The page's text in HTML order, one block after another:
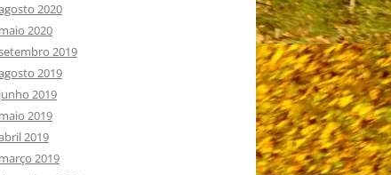
2020
maio 2020
2019
2019
junho 2019
maio 2019
2019
março 2019